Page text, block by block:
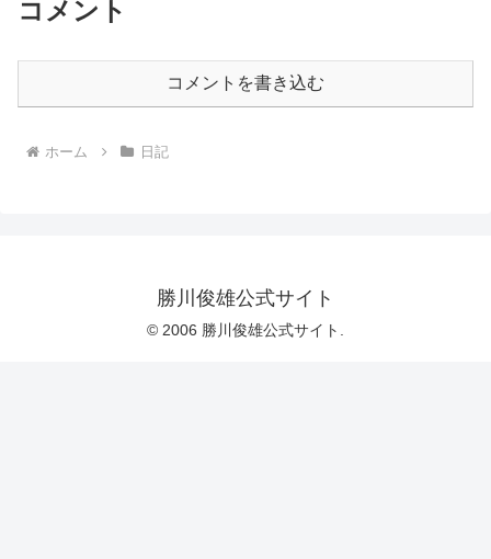
コメント
コメントを書き込む
ホーム 日記
勝川俊雄公式サイト
© 2006 勝川俊雄公式サイト.